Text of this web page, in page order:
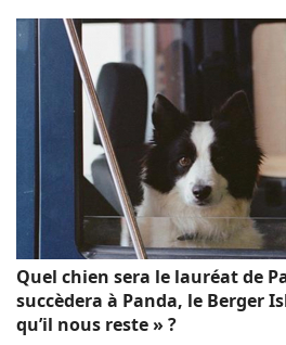
Quel chien sera le lauréat de
succèdera à Panda, le Berger
qu’il nous reste » ?